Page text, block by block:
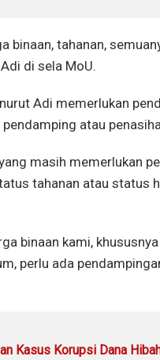
binaan, tahanan,
di sela MoU.
Adi memerlukan
atau
masih memerlukan
tahanan atau status
binaan kami,
perlu ada
Kasus Korupsi Dana